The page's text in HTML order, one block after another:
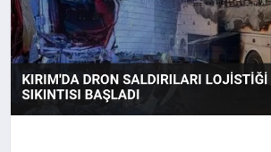
SPOR
TEKNOLOJI